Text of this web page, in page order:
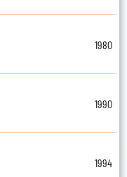
1980
1990
1994